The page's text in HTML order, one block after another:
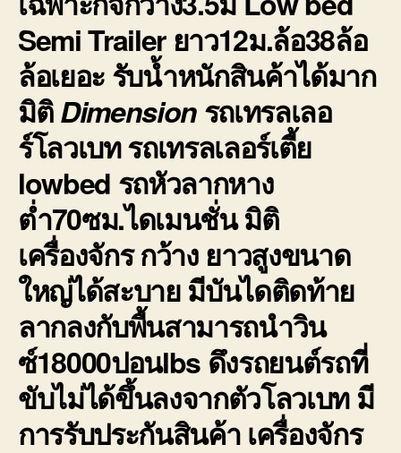
Semi Trailer ยาว12ม.ล้อ38ล้อ
ล้อเยอะ รับน้ำหนักสินค้าได้มาก
มิติDimensionรถเทรลเลอ
ร์โลวเบท รถเทรลเลอร์เตี้ย
lowbed รถหัวลากหาง
ต่ำ70ซม.ไดเมนชั่น มิติ
เครื่องจักร กว้าง ยาวสูงขนาด
ใหญ่ได้สะบาย มีบันไดติดท้าย
ลากลงกับพื้นสามารถนำวิน
ซ์18000ปอนlbs ดึงรถยนต์รถที่
ขับไม่ได้ขึ้นลงจากตัวโลวเบท มี
การรับประกันสินค้า เครื่องจักร